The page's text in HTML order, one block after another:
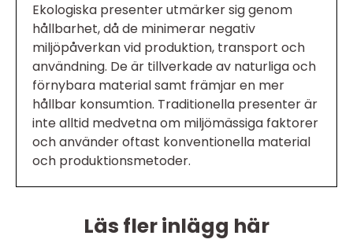
Ekologiska presenter utmärker sig genom
hållbarhet, då de minimerar negativ
miljöpåverkan vid produktion, transport och
användning. De är tillverkade av naturliga och
förnybara material samt främjar en mer
hållbar konsumtion. Traditionella presenter är
inte alltid medvetna om miljömässiga faktorer
och använder oftast konventionella material
och produktionsmetoder.
Läs fler inlägg här